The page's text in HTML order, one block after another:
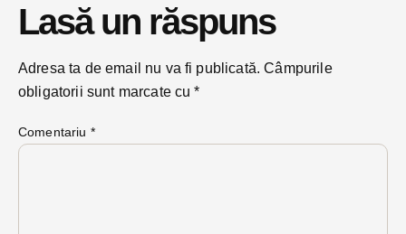
Lasă un răspuns
Adresa ta de email nu va fi publicată. Câmpurile
obligatorii sunt marcate cu*
Comentariu *